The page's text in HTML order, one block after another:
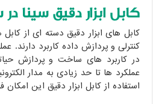
کابل ابزار دقیقسینا
کابل های ابزار دقیق دسته ای از
کنترلی و پردازش داده کاربرد دارند.
در کاربرد های ساخت و پردازش
عملکرد ها تا حد زیادی به مدار
استفاده از کابل ابزار دقیق این